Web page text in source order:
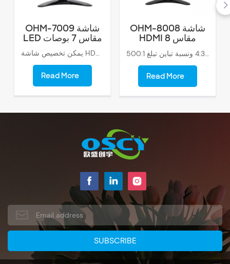
OHM-7009 شاشة
LED مقاس 7 بوصات
يمكن تخصيص شاشة HDMI مقاس 7 بوصة بفتحة بطاقة SD، مما يسمح لك بالوصول بسهولة إلى المحتوى وعرضه مباشرة من بطاقة SD الخاصة بك.
Read More
OHM-8008 شاشة
HDMI مقاس 8
بوصات
Read More